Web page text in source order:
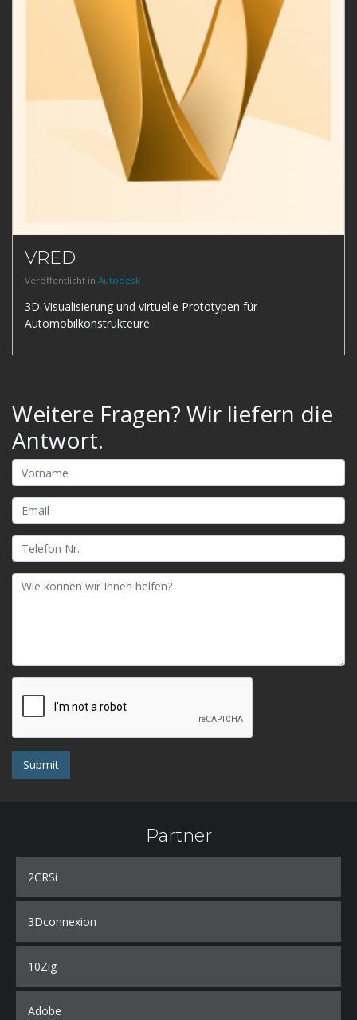
VRED
Veröffentlicht in Autodesk
3D-Visualisierung und virtuelle Prototypen für
Automobilkonstrukteure
Weitere Fragen? Wir liefern die
Antwort.
Submit
Partner
2CRSi
3Dconnexion
10Zig
Adobe